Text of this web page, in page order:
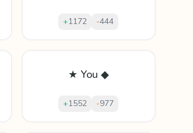
+1172 -444
★ You ◆
+1552 -977